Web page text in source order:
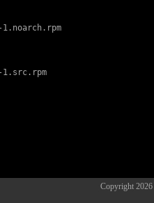
Copyright 2026